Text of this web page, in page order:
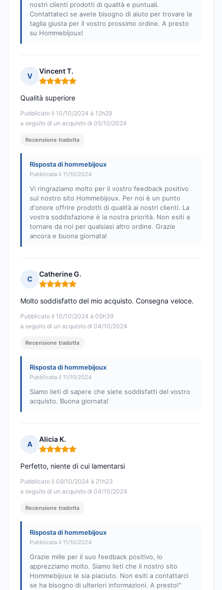
nostri clienti prodotti di qualità e puntuali.
Contattateci se avete bisogno di aiuto per trovare la
taglia giusta per il vostro prossimo ordine. A presto
su Hommebijoux!
V
Vincent T.
Nota: 5 su 5
Pubblicato il 10/10/2024 à 12h29
a seguito di un acquisto di 05/10/2024
Qualità superiore
Recensione tradotta
Risposta di hommebijoux
Pubblicata il 11/10/2024
Vi ringraziamo molto per il vostro feedback positivo
sul nostro sito Hommebijoux. Per noi è un punto
d'onore offrire prodotti di qualità ai nostri clienti. La
vostra soddisfazione è la nostra priorità. Non esiti a
tornare da noi per qualsiasi altro ordine. Grazie
ancora e buona giornata!
C
Catherine G.
Nota: 5 su 5
Pubblicato il 10/10/2024 à 05h39
a seguito di un acquisto di 04/10/2024
Molto soddisfatto del mio acquisto. Consegna veloce.
Recensione tradotta
Risposta di hommebijoux
Pubblicata il 11/10/2024
Siamo lieti di sapere che siete soddisfatti del vostro
acquisto. Buona giornata!
A
Alicia K.
Nota: 5 su 5
Pubblicato il 09/10/2024 à 21h23
a seguito di un acquisto di 04/10/2024
Perfetto, niente di cui lamentarsi
Recensione tradotta
Risposta di hommebijoux
Pubblicata il 11/10/2024
Grazie mille per il suo feedback positivo, lo
apprezziamo molto. Siamo lieti che il nostro sito
Hommebijoux le sia piaciuto. Non esiti a contattarci
se ha bisogno di ulteriori informazioni. A presto!"